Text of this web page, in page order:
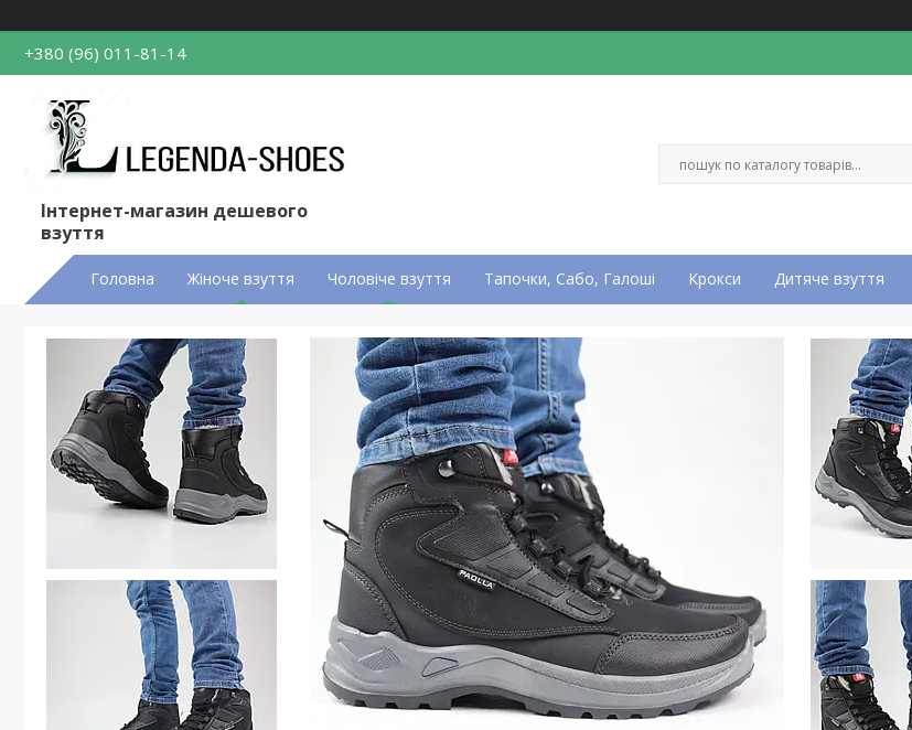
+380 (96) 011-81-14
Інтернет-магазин дешевого
взуття
Головна Жіноче взуття Чоловіче взуття Тапочки, Сабо, Галоші Крокси Дитяче взуття